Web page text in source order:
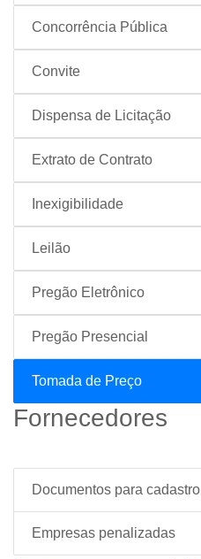
Concorrência Pública
Convite
Dispensa de Licitação
Extrato de Contrato
Inexigibilidade
Leilão
Pregão Eletrônico
Pregão Presencial
Tomada de Preço
Fornecedores
Documentos para cadastro
Empresas penalizadas